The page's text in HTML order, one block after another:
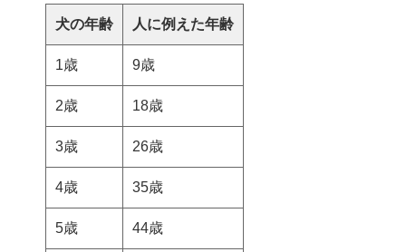
犬の年齢 人に例えた年齢
1歳 9歳
2歳 18歳
3歳 26歳
4歳 35歳
5歳 44歳